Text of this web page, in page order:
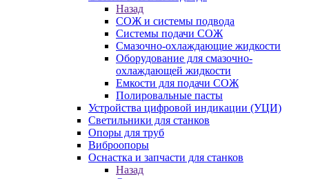
Назад
СОЖ и системы подвода
Системы подачи СОЖ
Смазочно-охлаждающие жидкости
Оборудование для смазочно-
охлаждающей жидкости
Емкости для подачи СОЖ
Полировальные пасты
Устройства цифровой индикации (УЦИ)
Светильники для станков
Опоры для труб
Виброопоры
Оснастка и запчасти для станков
Назад